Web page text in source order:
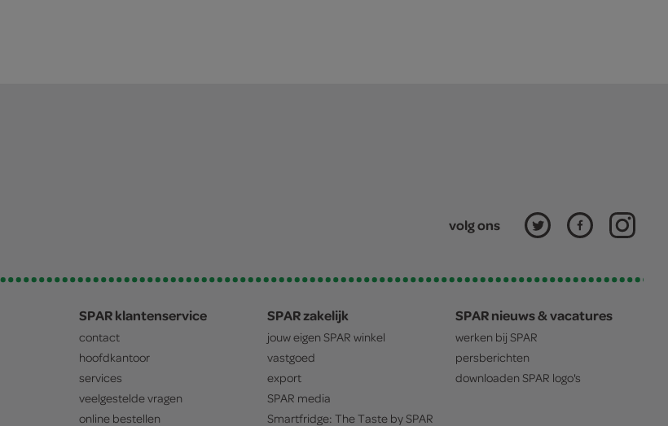
volg ons
SPAR klantenservice
contact
hoofdkantoor
services
veelgestelde vragen
online bestellen
SPAR zakelijk
jouw eigen SPAR winkel
vastgoed
export
SPAR media
Smartfridge: The Taste bySPAR
SPAR nieuws & vacatures
werken bij SPAR
persberichten
downloaden SPAR logo's